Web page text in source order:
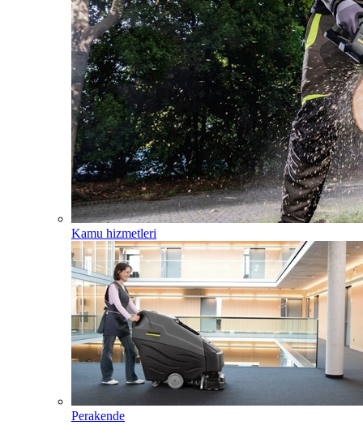
Kamu hizmetleri
Perakende